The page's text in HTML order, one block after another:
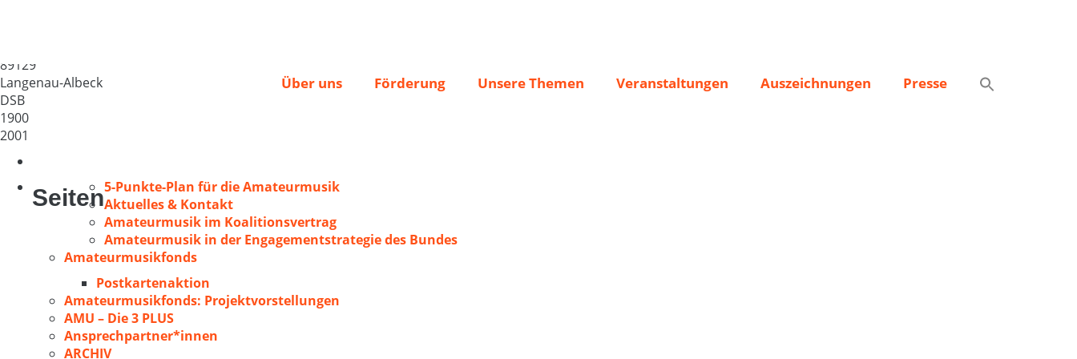
Über uns Förderung Unsere Themen Veranstaltungen Auszeichnungen Presse
89129
Langenau-Albeck
DSB
1900
2001
Seiten5-Punkte-Plan für die Amateurmusik
Aktuelles & Kontakt
Amateurmusik im Koalitionsvertrag
Amateurmusik in der Engagementstrategie des Bundes
Amateurmusikfonds
Postkartenaktion
Amateurmusikfonds: Projektvorstellungen
AMU – Die 3 PLUS
Ansprechpartner*innen
ARCHIV